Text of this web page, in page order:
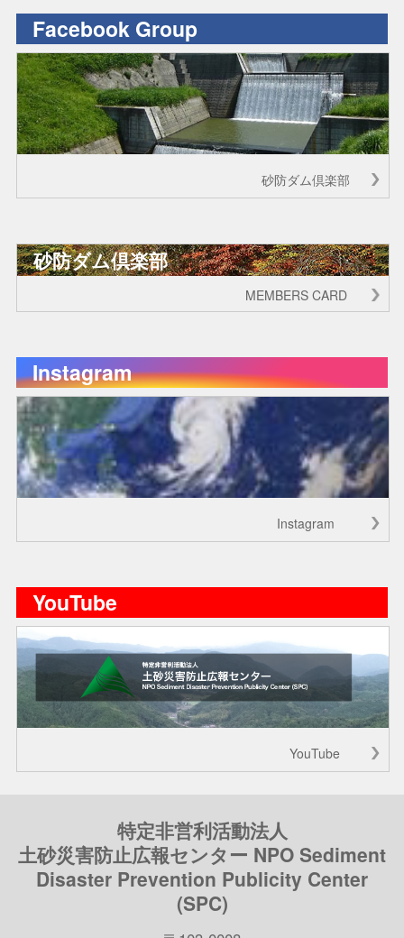
Facebook Group
砂防ダム倶楽部
砂防ダム倶楽部
MEMBERS CARD
Instagram
Instagram
YouTube
YouTube
特定非営利活動法人
土砂災害防止広報センター NPO Sediment
Disaster Prevention Publicity Center
(SPC)